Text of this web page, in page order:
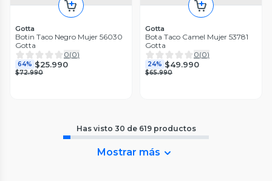
Gotta
Botin Taco Negro Mujer 56030
Gotta
0(0)
64% $25.990
$72.990
Gotta
Bota Taco Camel Mujer 53781
Gotta
0(0)
24% $49.990
$65.990
Has visto 30 de 619 productos
Mostrar más